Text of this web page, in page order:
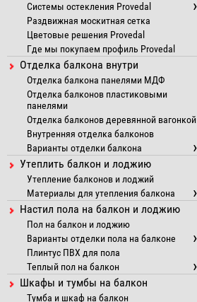
Системы остекления Provedal
Раздвижная москитная сетка
Цветовые решения Provedal
Где мы покупаем профиль Provedal
Отделка балкона внутри
Отделка балкона панелями МДФ
Отделка балконов пластиковыми
панелями
Отделка балконов деревянной вагонкой
Внутренняя отделка балконов
Варианты отделки балкона
Утеплить балкон и лоджию
Утепление балконов и лоджий
Материалы для утепления балкона
Настил пола на балкон и лоджию
Пол на балкон и лоджию
Варианты отделки пола на балконе
Плинтус ПВХ для пола
Теплый пол на балкон
Шкафы и тумбы на балкон
Тумба и шкаф на балкон